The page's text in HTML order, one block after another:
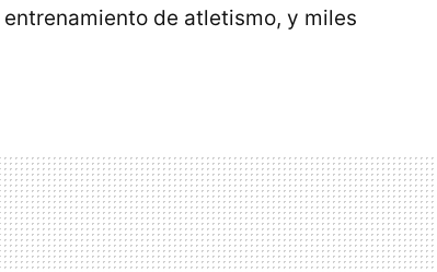
de atletismo, y miles